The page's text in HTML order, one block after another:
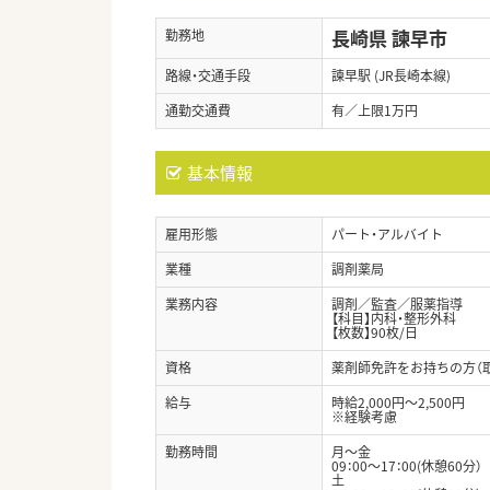
勤務地 長崎県 諫早市
路線・交通手段
諫早駅 (JR長崎本線)
通勤交通費
有／上限1万円
基本情報
雇用形態
パート・アルバイト
業種
調剤薬局
業務内容
調剤／監査／服薬指導
【科目】内科・整形外科
【枚数】90枚/日
資格
薬剤師免許をお持ちの方（
給与
時給2,000円～2,500円
※経験考慮
勤務時間
月～金
09：00～17：00(休憩60分）
土